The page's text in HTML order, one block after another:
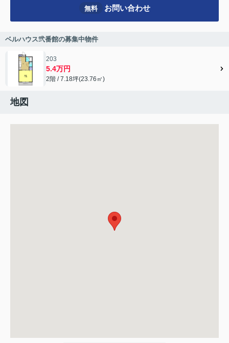
無料 お問い合わせ
ベルハウス弐番館の募集中物件
203
5.4万円
2階 / 7.18坪(23.76㎡)
地図